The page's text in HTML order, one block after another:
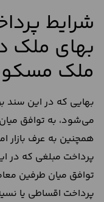
شرایط
بهای ملک
ملک
بهایی که در این سند
می‌شود، به توافق
همچنین به عرف بازار
پرداخت مبلغی که
توافق میان طرفین
پرداخت اقساطی یا